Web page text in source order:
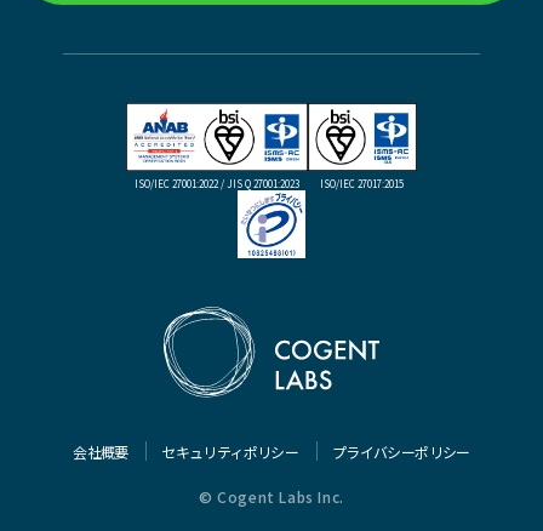
会社概要 セキュリティポリシー プライバシーポリシー
© Cogent Labs Inc.
ISO/IEC 27001:2022 / JIS Q 27001:2023 ISO/IEC 27017:2015